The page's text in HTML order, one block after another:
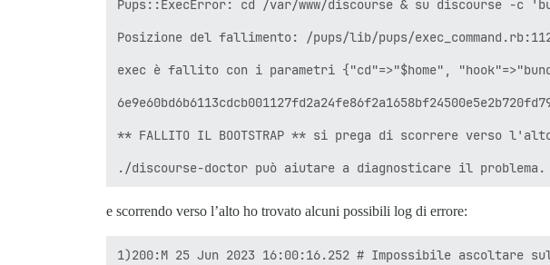
Pups::ExecError: cd /var/www/discourse & su discourse
Posizione del fallimento: /pups/lib/pups/
exec è fallito con i parametri {"cd"=>"$home",
** FALLITO IL BOOTSTRAP ** si prega di scorrere verso
e scorrendo verso l’alto ho trovato alcuni possibili log di errore:
1)200:M 25 Jun 2023 16:00:16.252 # Impossibile ascoltare